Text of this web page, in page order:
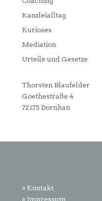
Kanzleialltag
Kurioses
Mediation
Urteile und Gesetze
Thorsten Blaufelder
Goethestraße 4
72175 Dornhan
» Kontakt
» Impressum